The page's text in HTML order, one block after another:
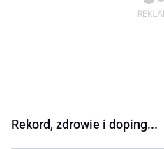
Rekord, zdrowie i doping...